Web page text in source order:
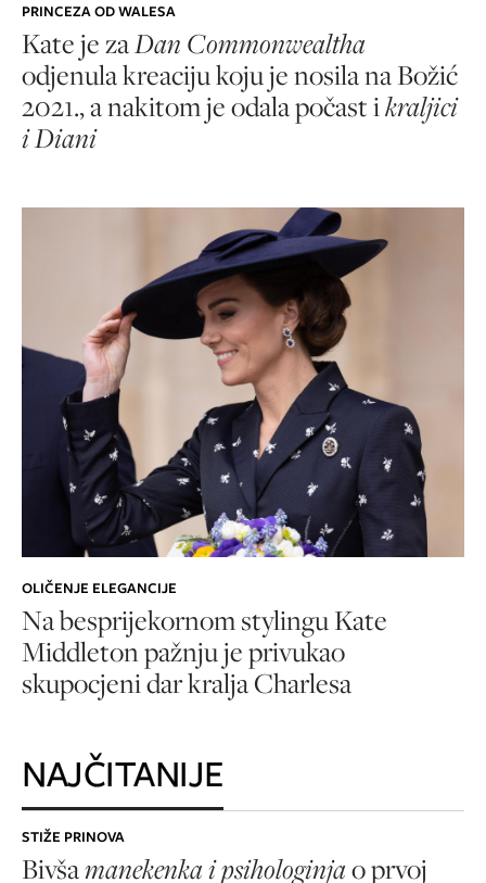
PRINCEZA OD WALESA
Kate je zaDan Commonwealtha
odjenula kreaciju koju je nosila na Božić
2021., a nakitom je odala počast ikraljici
i Diani
OLIČENJE ELEGANCIJE
Na besprijekornom stylingu Kate
Middleton pažnju je privukao
skupocjeni dar kralja Charlesa
NAJČITANIJE
STIŽE PRINOVA
Bivšamanekenka i psihologinjao prvoj